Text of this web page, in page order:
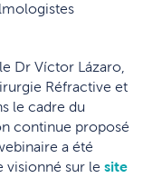
Dr Víctor Lázaro,
Réfractive et
le cadre du
continue proposé
a été
visionné sur le site